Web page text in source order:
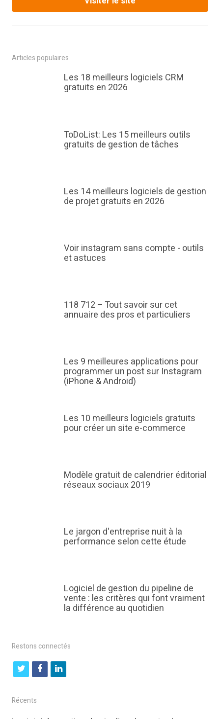
Articles populaires
Les 18 meilleurs logiciels CRM
gratuits en 2026
ToDoList: Les 15 meilleurs outils
gratuits de gestion de tâches
Les 14 meilleurs logiciels de gestion
de projet gratuits en 2026
Voir instagram sans compte - outils
et astuces
118 712 – Tout savoir sur cet
annuaire des pros et particuliers
Les 9 meilleures applications pour
programmer un post sur Instagram
(iPhone & Android)
Les 10 meilleurs logiciels gratuits
pour créer un site e-commerce
Modèle gratuit de calendrier éditorial
réseaux sociaux 2019
Le jargon d'entreprise nuit à la
performance selon cette étude
Logiciel de gestion du pipeline de
vente : les critères qui font vraiment
la différence au quotidien
Restons connectés
t
i
t
f
l
Récents